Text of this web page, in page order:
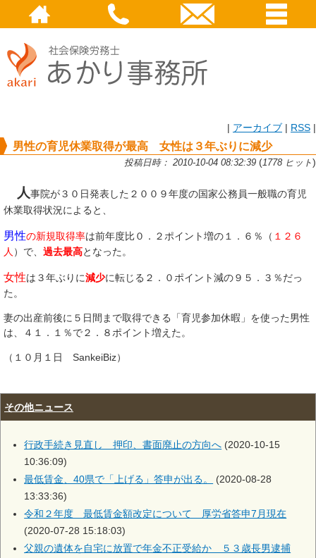
| アーカイブ | RSS |
男性の育児休業取得が最高 女性は３年ぶりに減少
投稿日時： 2010-10-04 08:32:39 (1778 ヒット)
人事院が３０日発表した２００９年度の国家公務員一般職の育児
休業取得状況によると、
男性の新規取得率は前年度比０．２ポイント増の１．６％（ １２６
人 ）で、 過去最高となった。
女性は３年ぶりに減少に転じる２．０ポイント減の９５．３％だっ
た。
妻の出産前後に５日間まで取得できる「育児参加休暇」を使った男性
は、４１．１％で２．８ポイント増えた。
（１０月１日 SankeiBiz）
その他ニュース
行政手続き見直し 押印、書面廃止の方向へ (2020-10-15
10:36:09)
最低賃金、40県で「上げる」答申が出る。
(2020-08-28
13:33:36)
令和２年度 最低賃金額改定について 厚労省答申7月現在
(2020-07-28 15:18:03)
父親の遺体を自宅に放置で年金不正受給か ５３歳長男逮捕